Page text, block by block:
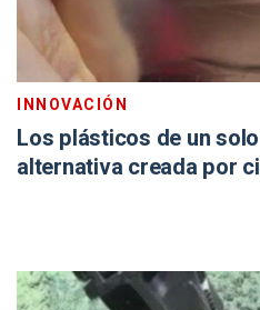
INNOVACIÓN
Los plásticos de un
alternativa creada por